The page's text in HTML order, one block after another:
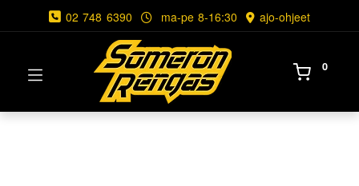
02 748 6390 ma-pe 8-16:30 ajo-ohjeet
0